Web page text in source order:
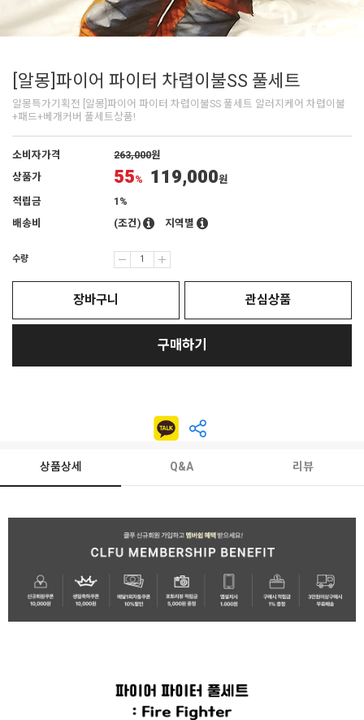
[알몽]파이어 파이터 차렵이불SS 풀세트
알몽특가기획전 [알몽]파이어 파이터 차렵이불SS 풀세트 알러지케어 차렵이불
+패드+베개커버 풀세트상품!
소비자가격 263,000원
상품가
55% 119,000원
적립금
1%
배송비
(조건) 지역별
수량
장바구니 관심상품
구매하기
상품상세 Q&A 리뷰